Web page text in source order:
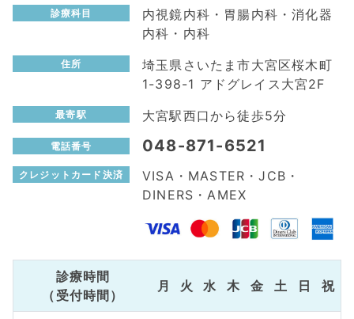
診療科目
内視鏡内科・胃腸内科・消化器
内科・内科
住所
埼玉県さいたま市大宮区桜木町
1-398-1 アドグレイス大宮2F
最寄駅 大宮駅西口から徒歩5分
電話番号 048-871-6521
クレジットカード決済
VISA・MASTER・JCB・
DINERS・AMEX
診療時間
（受付時間）
月 火 水 木 金 土 日 祝